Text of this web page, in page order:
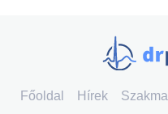
Főoldal Hírek Szakma